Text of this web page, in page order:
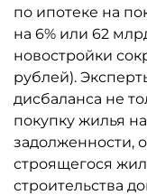
по ипотеке на
на 6% или 62
новостройки
рублей).
дисбаланса не
покупку жилья
задолженности,
строящегося
строительства